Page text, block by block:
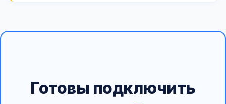
Готовы подключить